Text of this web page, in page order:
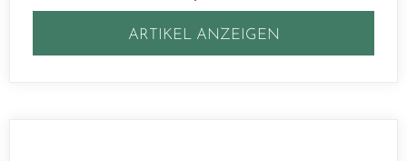
ARTIKEL ANZEIGEN